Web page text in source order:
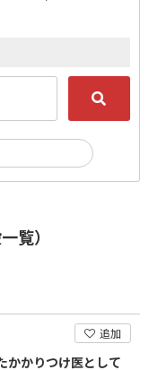
覧）
追加
かかりつけ医として